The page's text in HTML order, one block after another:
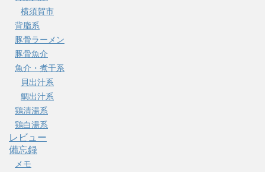
横須賀市
背脂系
豚骨ラーメン
豚骨魚介
魚介・煮干系
貝出汁系
鯛出汁系
鶏清湯系
鶏白湯系
レビュー
備忘録
メモ